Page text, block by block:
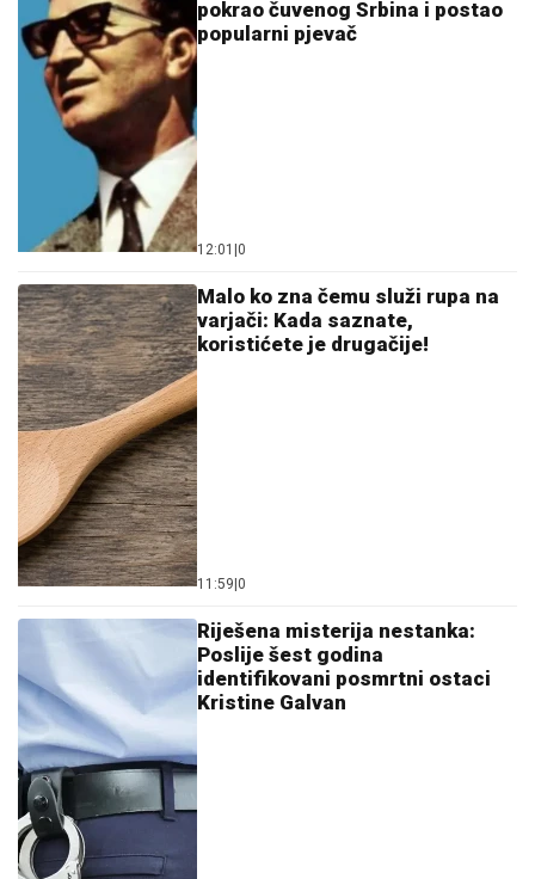
pokrao čuvenog Srbina i postao
popularni pjevač
12:01 0
Malo ko zna čemu služi rupa na
varjači: Kada saznate,
koristićete je drugačije!
11:59 0
Riješena misterija nestanka:
Poslije šest godina
identifikovani posmrtni ostaci
Kristine Galvan